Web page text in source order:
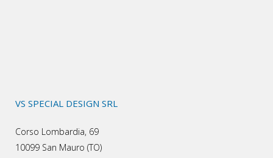
VS SPECIAL DESIGN SRL
Corso Lombardia, 69
10099 San Mauro (TO)